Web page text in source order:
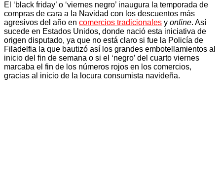
El ‘black friday’ o ‘viernes negro’ inaugura la temporada de
compras de cara a la Navidad con los descuentos más
agresivos del año en comercios tradicionales y online. Así
sucede en Estados Unidos, donde nació esta iniciativa de
origen disputado, ya que no está claro si fue la Policía de
Filadelfia la que bautizó así los grandes embotellamientos al
inicio del fin de semana o si el ‘negro’ del cuarto viernes
marcaba el fin de los números rojos en los comercios,
gracias al inicio de la locura consumista navideña.